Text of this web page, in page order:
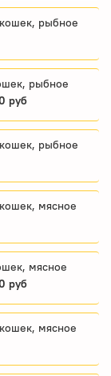
рыбное
рыбное
руб
рыбное
мясное
мясное
руб
мясное